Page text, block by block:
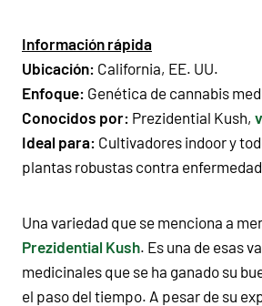
Información rápida
Ubicación: California, EE. UU.
Enfoque: Genética de cannabis
Conocidos por: Prezidential Kush,
Ideal para: Cultivadores indoor y
plantas robustas contra
Una variedad que se menciona a
Prezidential Kush. Es una de esas
medicinales que se ha ganado su
el paso del tiempo. A pesar de su